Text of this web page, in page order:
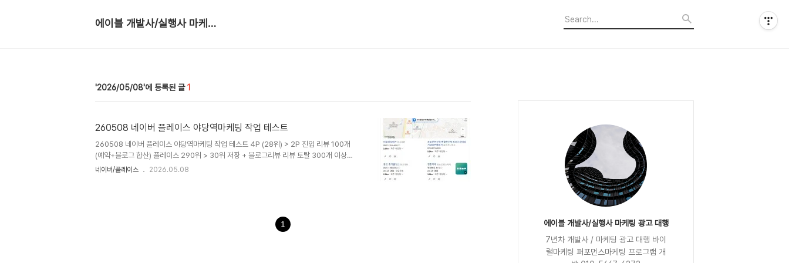
에이블 개발사/실행사 마케팅 광고 대행
2026/05/08 1
260508 네이버 플레이스 야당역마케팅 작업 테스트
260508 네이버 플레이스 야당역마케팅 작업 테스트 4P (28위) > 2P 진입 리뷰 100개
(예약+블로그 합산) 플레이스 290위 > 30위 저장 + 블로그리뷰 리뷰 토탈 300개 이상시
순위 반영
네이버/플레이스 2026.05.08
1
에이블 개발사/실행사 마케팅 광고 대행
7년차 개발사 / 마케팅 광고 대행 바이
럴마케팅 퍼포먼스마케팅 프로그램 개